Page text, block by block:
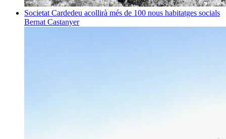
Societat Cardedeu acollirà més de 100 nous habitatges socials
Bernat Castanyer